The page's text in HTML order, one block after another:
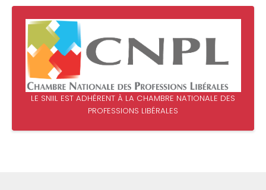
LE SNIIL EST ADHÉRENT À LA CHAMBRE NATIONALE DES
PROFESSIONS LIBÉRALES